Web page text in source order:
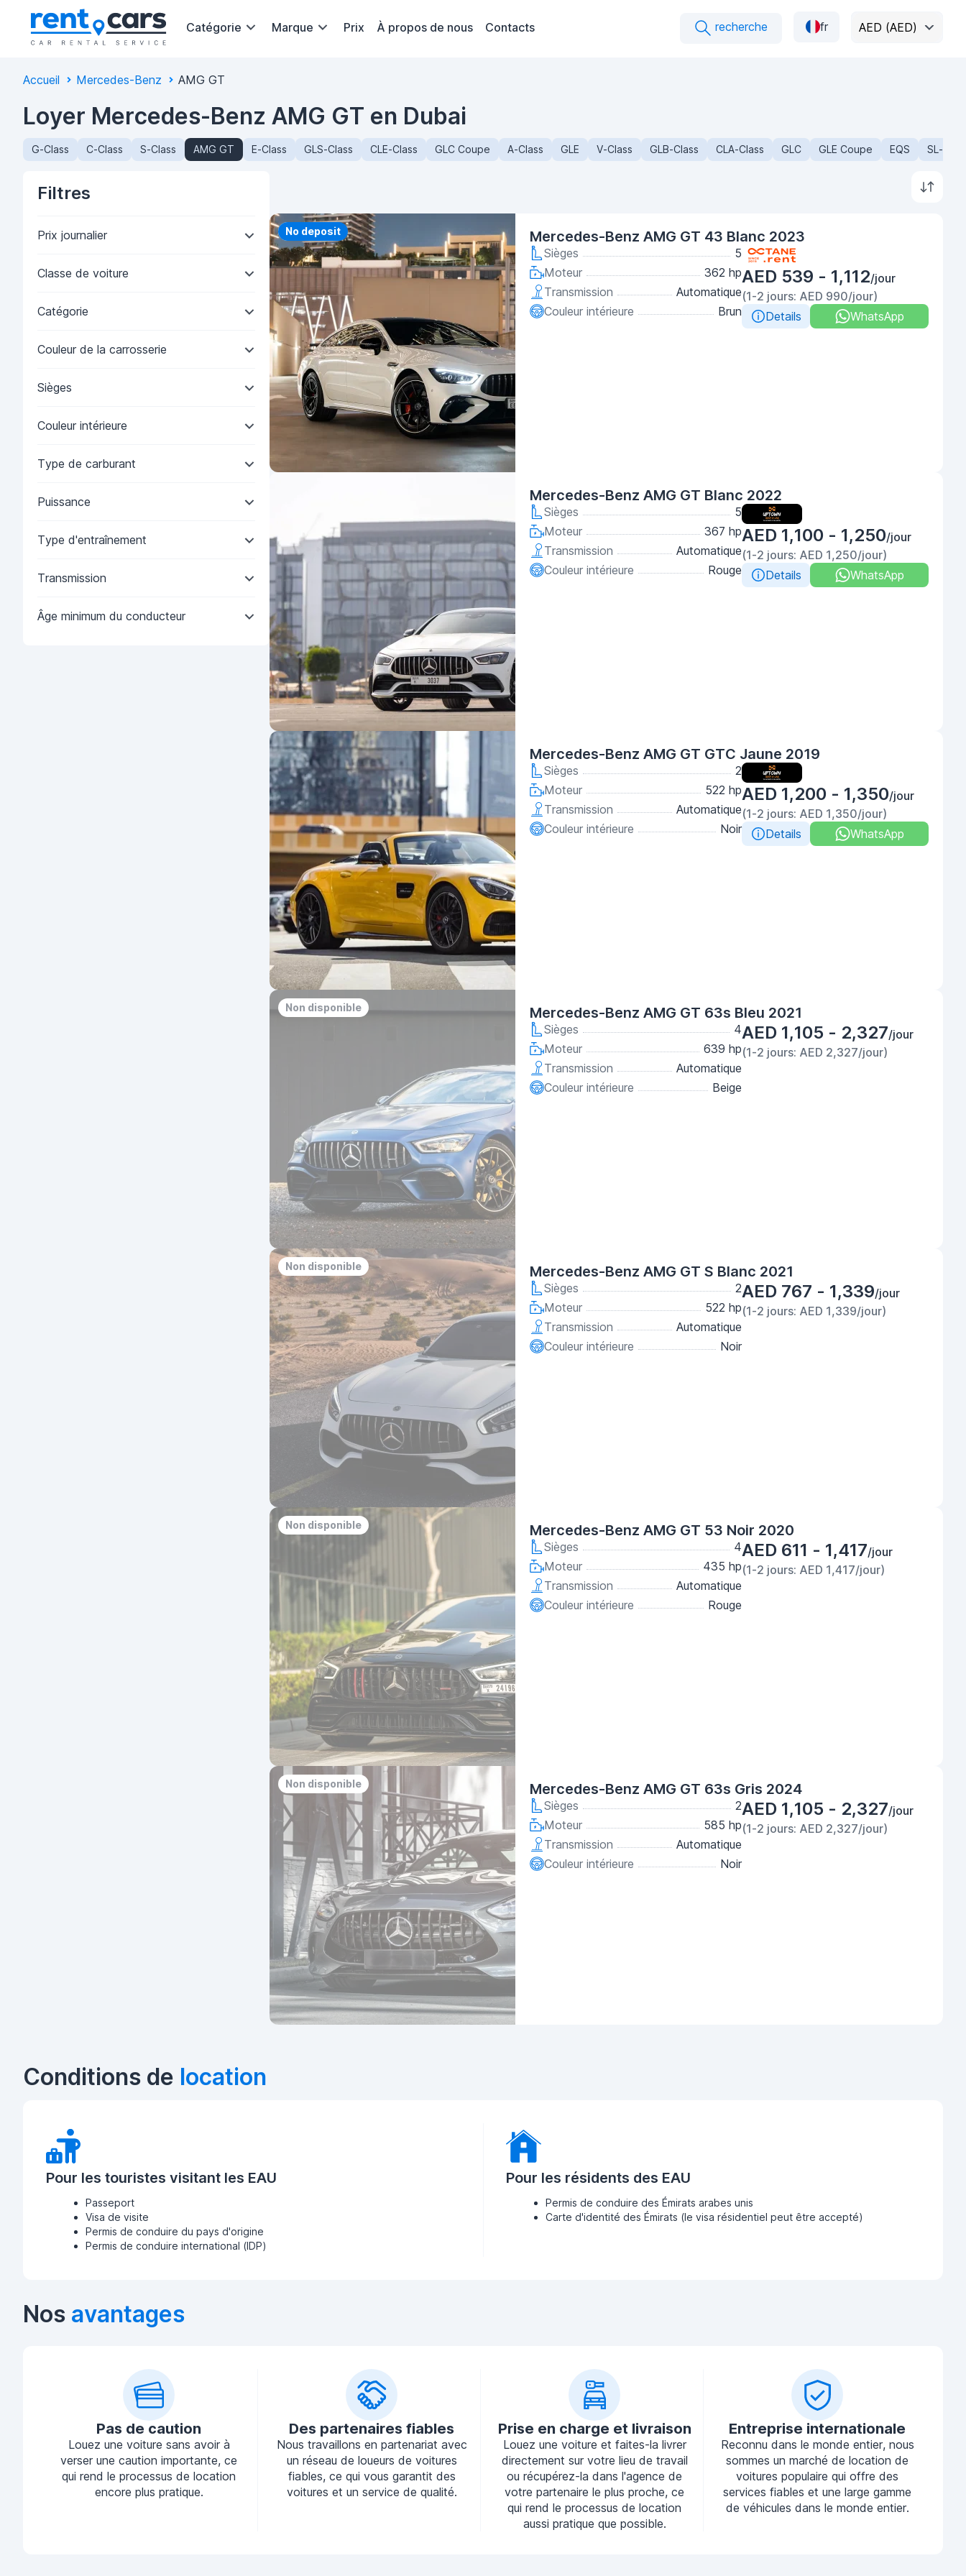
Catégorie Marque Prix À propos de nous Contacts recherche fr AED (AED)
Accueil Mercedes-Benz AMG GT
Loyer Mercedes-Benz AMG GT en Dubai
G-Class C-Class S-Class AMG GT E-Class GLS-Class CLE-Class GLC Coupe A-Class GLE V-Class GLB-Class CLA-Class GLC GLE Coupe EQS SL-
Filtres
Prix journalier
Classe de voiture
Catégorie
Couleur de la carrosserie
Sièges
Couleur intérieure
Type de carburant
Puissance
Type d'entraînement
Transmission
Âge minimum du conducteur
Priority
No deposit Mercedes-Benz AMG GT 43 Blanc 2023
Sièges
5
Moteur
362 hp
Transmission
Automatique
Couleur intérieure
Brun
AED 539 - 1,112/jour
(1-2 jours: AED 990/jour)
Details
WhatsApp
Mercedes-Benz AMG GT Blanc 2022
Sièges
5
Moteur
367 hp
Transmission
Automatique
Couleur intérieure
Rouge
AED 1,100 - 1,250/jour
(1-2 jours: AED 1,250/jour)
Details
WhatsApp
Mercedes-Benz AMG GT GTC Jaune 2019
Sièges
2
Moteur
522 hp
Transmission
Automatique
Couleur intérieure
Noir
AED 1,200 - 1,350/jour
(1-2 jours: AED 1,350/jour)
Details
WhatsApp
Non disponible Mercedes-Benz AMG GT 63s Bleu 2021
Sièges
4
Moteur
639 hp
Transmission
Automatique
Couleur intérieure
Beige
AED 1,105 - 2,327/jour
(1-2 jours: AED 2,327/jour)
Non disponible Mercedes-Benz AMG GT S Blanc 2021
Sièges
2
Moteur
522 hp
Transmission
Automatique
Couleur intérieure
Noir
AED 767 - 1,339/jour
(1-2 jours: AED 1,339/jour)
Non disponible Mercedes-Benz AMG GT 53 Noir 2020
Sièges
4
Moteur
435 hp
Transmission
Automatique
Couleur intérieure
Rouge
AED 611 - 1,417/jour
(1-2 jours: AED 1,417/jour)
Non disponible Mercedes-Benz AMG GT 63s Gris 2024
Sièges
2
Moteur
585 hp
Transmission
Automatique
Couleur intérieure
Noir
AED 1,105 - 2,327/jour
(1-2 jours: AED 2,327/jour)
Conditions de location
Pour les touristes visitant les EAU
Passeport
Visa de visite
Permis de conduire du pays d'origine
Permis de conduire international (IDP)
Pour les résidents des EAU
Permis de conduire des Émirats arabes unis
Carte d'identité des Émirats (le visa résidentiel peut être accepté)
Nos avantages
Pas de caution
Louez une voiture sans avoir à
verser une caution importante, ce
qui rend le processus de location
encore plus pratique.
Des partenaires fiables
Nous travaillons en partenariat avec
un réseau de loueurs de voitures
fiables, ce qui vous garantit des
voitures et un service de qualité.
Prise en charge et livraison
Louez une voiture et faites-la livrer
directement sur votre lieu de travail
ou récupérez-la dans l'agence de
votre partenaire le plus proche, ce
qui rend le processus de location
aussi pratique que possible.
Entreprise internationale
Reconnu dans le monde entier, nous
sommes un marché de location de
voitures populaire qui offre des
services fiables et une large gamme
de véhicules dans le monde entier.